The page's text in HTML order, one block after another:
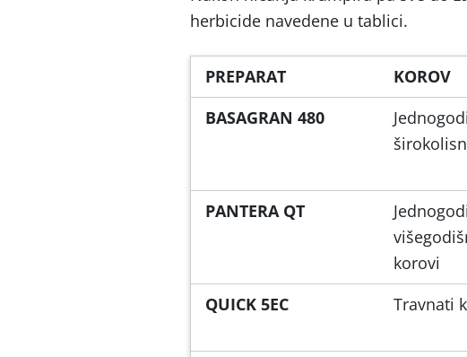
herbicide navedene u tablici.
PREPARAT KOROV
BASAGRAN 480
PANTERA QT
korovi
QUICK 5EC Travnati